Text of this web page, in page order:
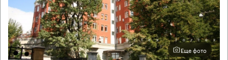
Еще фото